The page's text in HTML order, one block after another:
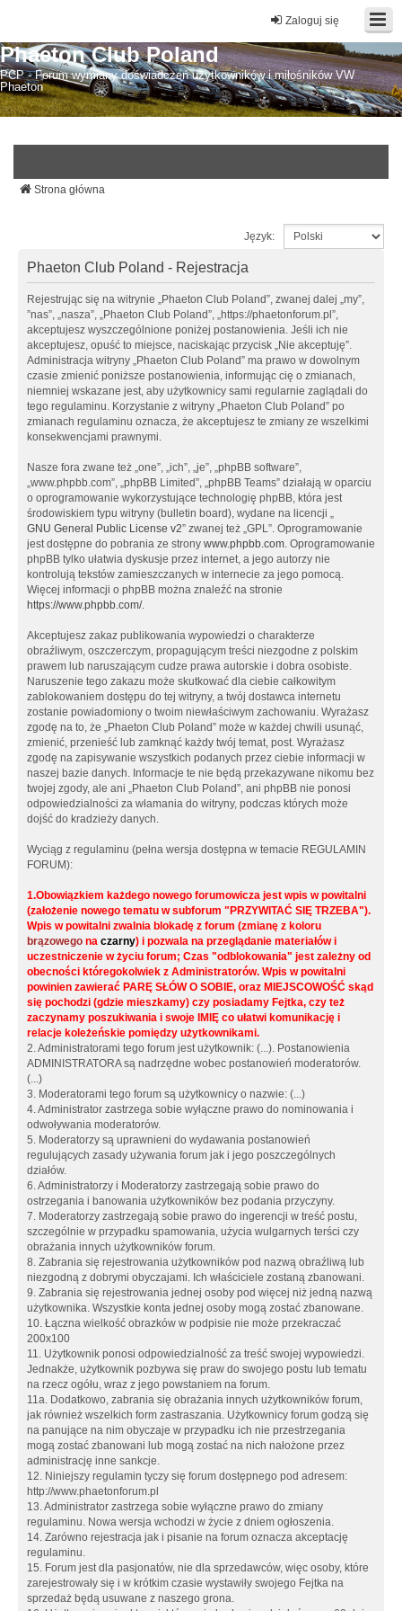
Zaloguj się
Phaeton Club Poland
PCP - Forum wymiany doświadczeń użytkowników i miłośników VW
Phaeton
Strona główna
Język:
Phaeton Club Poland - Rejestracja
Rejestrując się na witrynie „Phaeton Club Poland”, zwanej dalej „my”,
”nas”, „nasza”, „Phaeton Club Poland”, „https://phaetonforum.pl”,
akceptujesz wyszczególnione poniżej postanowienia. Jeśli ich nie
akceptujesz, opuść to miejsce, naciskając przycisk „Nie akceptuję”.
Administracja witryny „Phaeton Club Poland” ma prawo w dowolnym
czasie zmienić poniższe postanowienia, informując cię o zmianach,
niemniej wskazane jest, aby użytkownicy sami regularnie zaglądali do
tego regulaminu. Korzystanie z witryny „Phaeton Club Poland” po
zmianach regulaminu oznacza, że akceptujesz te zmiany ze wszelkimi
konsekwencjami prawnymi.
Nasze fora zwane też „one”, „ich”, „je”, „phpBB software”,
„www.phpbb.com”, „phpBB Limited”, „phpBB Teams” działają w oparciu
o oprogramowanie wykorzystujące technologię phpBB, która jest
środowiskiem typu witryny (bulletin board), wydane na licencji „
GNU General Public License v2” zwanej też „GPL”. Oprogramowanie
jest dostępne do pobrania ze strony www.phpbb.com. Oprogramowanie
phpBB tylko ułatwia dyskusje przez internet, a jego autorzy nie
kontrolują tekstów zamieszczanych w internecie za jego pomocą.
Więcej informacji o phpBB można znaleźć na stronie
https://www.phpbb.com/.
Akceptujesz zakaz publikowania wypowiedzi o charakterze
obraźliwym, oszczerczym, propagującym treści niezgodne z polskim
prawem lub naruszającym cudze prawa autorskie i dobra osobiste.
Naruszenie tego zakazu może skutkować dla ciebie całkowitym
zablokowaniem dostępu do tej witryny, a twój dostawca internetu
zostanie powiadomiony o twoim niewłaściwym zachowaniu. Wyrażasz
zgodę na to, że „Phaeton Club Poland” może w każdej chwili usunąć,
zmienić, przenieść lub zamknąć każdy twój temat, post. Wyrażasz
zgodę na zapisywanie wszystkich podanych przez ciebie informacji w
naszej bazie danych. Informacje te nie będą przekazywane nikomu bez
twojej zgody, ale ani „Phaeton Club Poland”, ani phpBB nie ponosi
odpowiedzialności za włamania do witryny, podczas których może
dojść do kradzieży danych.
Wyciąg z regulaminu (pełna wersja dostępna w temacie REGULAMIN
FORUM):
1.Obowiązkiem każdego nowego forumowicza jest wpis w powitalni
(założenie nowego tematu w subforum "PRZYWITAĆ SIĘ TRZEBA").
Wpis w powitalni zwalnia blokadę z forum (zmianę z koloru
brązowego na czarny) i pozwala na przeglądanie materiałów i
uczestniczenie w życiu forum; Czas "odblokowania" jest zależny od
obecności któregokolwiek z Administratorów. Wpis w powitalni
powinien zawierać PARĘ SŁÓW O SOBIE, oraz MIEJSCOWOŚĆ skąd
się pochodzi (gdzie mieszkamy) czy posiadamy Fejtka, czy też
zaczynamy poszukiwania i swoje IMIĘ co ułatwi komunikację i
relacje koleżeńskie pomiędzy użytkownikami.
2. Administratorami tego forum jest użytkownik: (...). Postanowienia
ADMINISTRATORA są nadrzędne wobec postanowień moderatorów.
(...)
3. Moderatorami tego forum są użytkownicy o nazwie: (...)
4. Administrator zastrzega sobie wyłączne prawo do nominowania i
odwoływania moderatorów.
5. Moderatorzy są uprawnieni do wydawania postanowień
regulujących zasady używania forum jak i jego poszczególnych
działów.
6. Administratorzy i Moderatorzy zastrzegają sobie prawo do
ostrzegania i banowania użytkowników bez podania przyczyny.
7. Moderatorzy zastrzegają sobie prawo do ingerencji w treść postu,
szczególnie w przypadku spamowania, użycia wulgarnych terści czy
obrażania innych użytkowników forum.
8. Zabrania się rejestrowania użytkowników pod nazwą obraźliwą lub
niezgodną z dobrymi obyczajami. Ich właściciele zostaną zbanowani.
9. Zabrania się rejestrowania jednej osoby pod więcej niż jedną nazwą
użytkownika. Wszystkie konta jednej osoby mogą zostać zbanowane.
10. Łączna wielkość obrazków w podpisie nie może przekraczać
200x100
11. Użytkownik ponosi odpowiedzialność za treść swojej wypowiedzi.
Jednakże, użytkownik pozbywa się praw do swojego postu lub tematu
na rzecz ogółu, wraz z jego powstaniem na forum.
11a. Dodatkowo, zabrania się obrażania innych użytkowników forum,
jak również wszelkich form zastraszania. Użytkownicy forum godzą się
na panujące na nim obyczaje w przypadku ich nie przestrzegania
mogą zostać zbanowani lub mogą zostać na nich nałożone przez
administrację inne sankcje.
12. Niniejszy regulamin tyczy się forum dostępnego pod adresem:
http://www.phaetonforum.pl
13. Administrator zastrzega sobie wyłączne prawo do zmiany
regulaminu. Nowa wersja wchodzi w życie z dniem ogłoszenia.
14. Zarówno rejestracja jak i pisanie na forum oznacza akceptację
regulaminu.
15. Forum jest dla pasjonatów, nie dla sprzedawców, więc osoby, które
zarejestrowały się i w krótkim czasie wystawiły swojego Fejtka na
sprzedaż będą usuwane z naszego grona.